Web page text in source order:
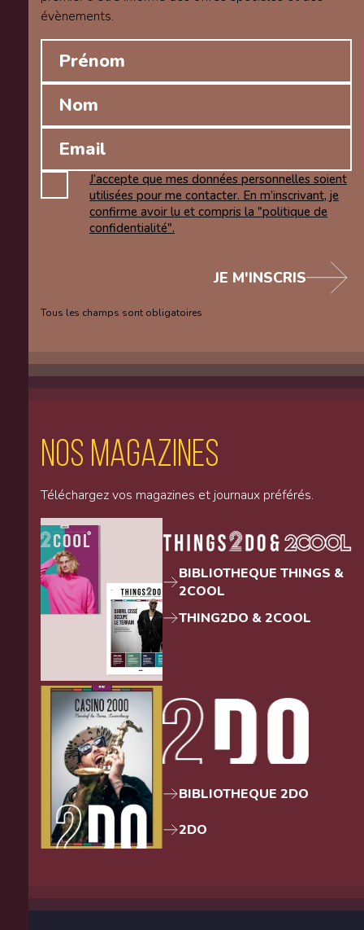
évènements.
J’accepte que mes données personnelles soient
utilisées pour me contacter. En m’inscrivant, je
confirme avoir lu et compris la "politique de
confidentialité".
Tous les champs sont obligatoires
JE M'INSCRIS
Nos magazines
Téléchargez vos magazines et journaux préférés.
BIBLIOTHEQUE THINGS &
2COOL
THING2DO & 2COOL
BIBLIOTHEQUE 2DO
2DO